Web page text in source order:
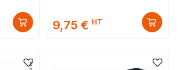
9,75 € HT